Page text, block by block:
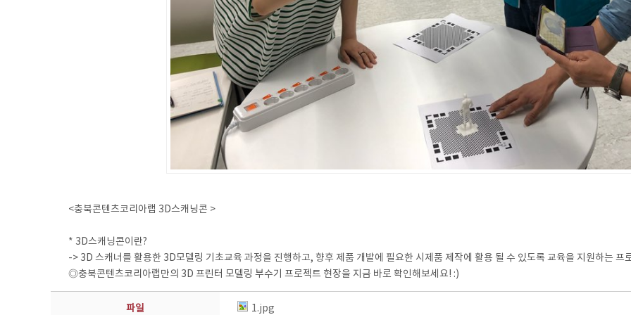
<충북콘텐츠코리아랩 3D스캐닝콘 >
* 3D스캐닝콘이란?
-> 3D 스캐너를 활용한 3D모델링 기초교육 과정을 진행하고, 향후 제품 개발에 필요한 시제품 제작에 활용 될 수 있도록 교육을 지원하는 프
◎충북콘텐츠코리아랩만의 3D 프린터 모델링 부수기 프로젝트 현장을 지금 바로 확인해보세요! :)
파일 1.jpg